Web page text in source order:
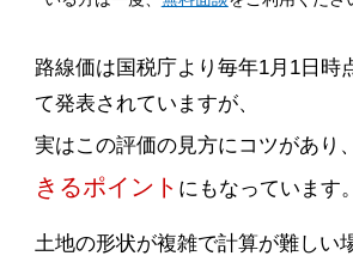
路線価は国税庁より毎年1月1日時
て発表されていますが、
実はこの評価の見方にコツがあり
きるポイント にもなっています。
土地の形状が複雑で計算が難しい